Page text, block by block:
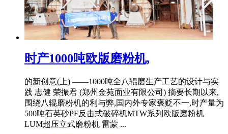
时产1000吨欧版磨粉机,
的新创意(上) ——1000吨全八辊磨生产工艺的设计与实
践 志健 荣振君 (郑州金苑面业有限公司) 摘要长期以来,
围绕八辊磨粉机的利与弊,国内外专家褒贬不一,时产量为
500吨石英砂PF反击式破碎机MTW系列欧版磨粉机
LUM超压立式磨粉机 雷蒙 ...